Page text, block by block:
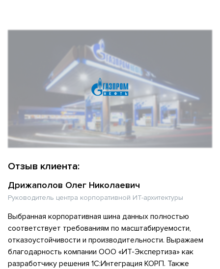
Отзыв клиента:
Дрижаполов Олег Николаевич
Руководитель центра корпоративной ИТ-архитектуры
Выбранная корпоративная шина данных полностью
соответствует требованиям по масштабируемости,
отказоустойчивости и производительности. Выражаем
благодарность компании ООО «ИТ-Экспертиза» как
разработчику решения 1С:Интеграция КОРП. Также